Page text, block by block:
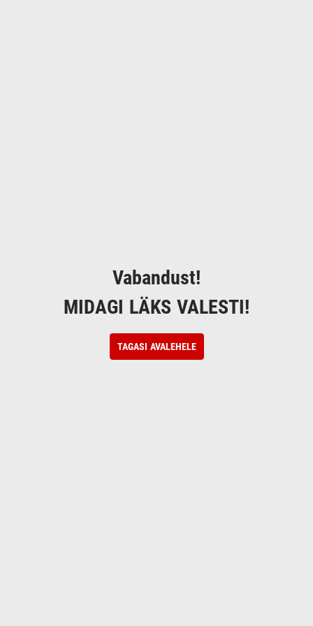
Vabandust!
MIDAGI LÄKS VALESTI!
TAGASI AVALEHELE